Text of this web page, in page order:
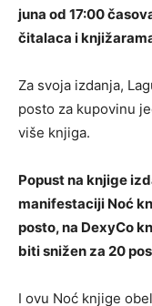
juna od 17:00
čitalaca i
Za svoja izdanja,
posto za kupovinu
više knjiga.
Popust na knjige
manifestaciji Noć
posto, na DexyCo
biti snižen za 20
I ovu Noć knjige